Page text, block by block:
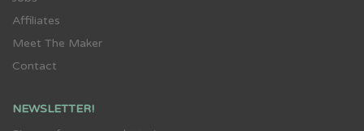
Affiliates
Meet The Maker
Contact
NEWSLETTER!